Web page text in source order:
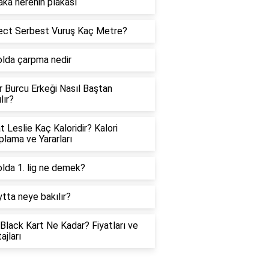
Serbest Vuruş Kaç Metre?
çarpma nedir
Burcu Erkeği Nasıl Baştan
Leslie Kaç Kaloridir? Kalori
ve Yararları
1. lig ne demek?
neye bakılır?
Kart Ne Kadar? Fiyatları ve